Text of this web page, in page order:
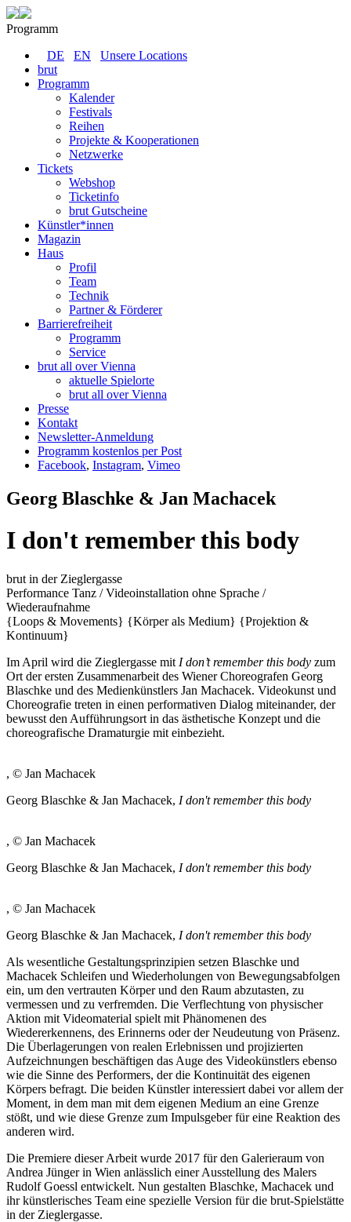
Programm
DE
EN
Unsere Locations
brut
Programm
Kalender
Festivals
Reihen
Projekte & Kooperationen
Netzwerke
Tickets
Webshop
Ticketinfo
brut Gutscheine
Künstler*innen
Magazin
Haus
Profil
Team
Technik
Partner & Förderer
Barrierefreiheit
Programm
Service
brut all over Vienna
aktuelle Spielorte
brut all over Vienna
Presse
Kontakt
Newsletter-Anmeldung
Programm kostenlos per Post
Facebook, Instagram, Vimeo
Georg Blaschke & Jan Machacek
I don't remember this body
brut in der Zieglergasse
Performance Tanz / Videoinstallation ohne Sprache /
Wiederaufnahme
{Loops & Movements} {Körper als Medium} {Projektion &
Kontinuum}
Im April wird die Zieglergasse mit I don’t remember this body zum
Ort der ersten Zusammenarbeit des Wiener Choreografen Georg
Blaschke und des Medienkünstlers Jan Machacek. Videokunst und
Choreografie treten in einen performativen Dialog miteinander, der
bewusst den Aufführungsort in das ästhetische Konzept und die
choreografische Dramaturgie mit einbezieht.
, © Jan Machacek
Georg Blaschke & Jan Machacek, I don't remember this body
, © Jan Machacek
Georg Blaschke & Jan Machacek, I don't remember this body
, © Jan Machacek
Georg Blaschke & Jan Machacek, I don't remember this body
Als wesentliche Gestaltungsprinzipien setzen Blaschke und
Machacek Schleifen und Wiederholungen von Bewegungsabfolgen
ein, um den vertrauten Körper und den Raum abzutasten, zu
vermessen und zu verfremden. Die Verflechtung von physischer
Aktion mit Videomaterial spielt mit Phänomenen des
Wiedererkennens, des Erinnerns oder der Neudeutung von Präsenz.
Die Überlagerungen von realen Erlebnissen und projizierten
Aufzeichnungen beschäftigen das Auge des Videokünstlers ebenso
wie die Sinne des Performers, der die Kontinuität des eigenen
Körpers befragt. Die beiden Künstler interessiert dabei vor allem der
Moment, in dem man mit dem eigenen Medium an eine Grenze
stößt, und wie diese Grenze zum Impulsgeber für eine Reaktion des
anderen wird.
Die Premiere dieser Arbeit wurde 2017 für den Galerieraum von
Andrea Jünger in Wien anlässlich einer Ausstellung des Malers
Rudolf Goessl entwickelt. Nun gestalten Blaschke, Machacek und
ihr künstlerisches Team eine spezielle Version für die brut-Spielstätte
in der Zieglergasse.